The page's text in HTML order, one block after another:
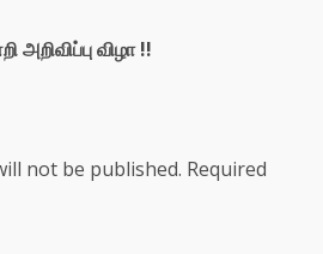
விழா !!
not be published. Required